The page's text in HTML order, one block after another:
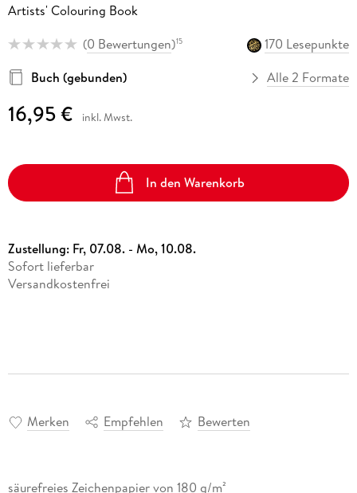
Artists' Colouring Book
(0 Bewertungen)15
170 Lesepunkte
Buch (gebunden)
Alle 2 Formate
16,95 € inkl. Mwst.
In den Warenkorb
Zustellung: Fr, 07.08. - Mo, 10.08.
Sofort lieferbar
Versandkostenfrei
Merken Empfehlen Bewerten
säurefreies Zeichenpapier von 180 g/m²